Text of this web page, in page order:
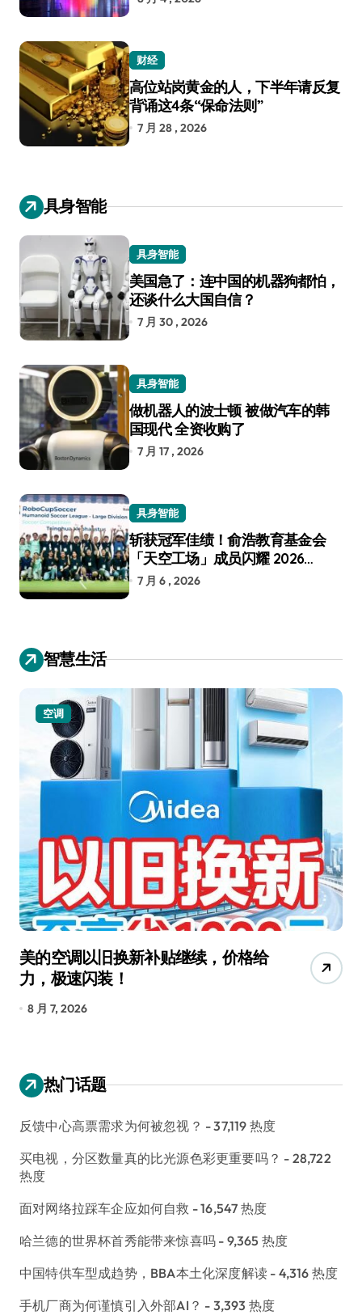
财经
高位站岗黄金的人，下半年请反复
背诵这4条“保命法则”
7 月 28 , 2026
具身智能
具身智能
美国急了：连中国的机器狗都怕，
还谈什么大国自信？
7 月 30 , 2026
具身智能
做机器人的波士顿 被做汽车的韩
国现代 全资收购了
7 月 17 , 2026
具身智能
斩获冠军佳绩！俞浩教育基金会
「天空工场」成员闪耀 2026
RoboCup 机器人世界杯
7 月 6 , 2026
智慧生活
空调
美的空调以旧换新补贴继续，价格给
力，极速闪装！
8 月 7, 2026
热门话题
反馈中心高票需求为何被忽视？ - 37,119 热度
买电视，分区数量真的比光源色彩更重要吗？ - 28,722
热度
面对网络拉踩车企应如何自救 - 16,547 热度
哈兰德的世界杯首秀能带来惊喜吗 - 9,365 热度
中国特供车型成趋势，BBA本土化深度解读 - 4,316 热度
手机厂商为何谨慎引入外部AI？ - 3,393 热度